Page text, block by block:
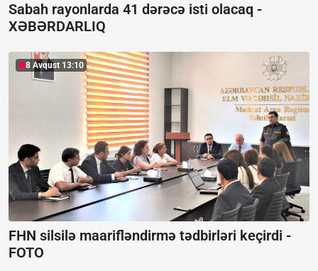
Sabah rayonlarda 41 dərəcə isti olacaq -
XƏBƏRDARLIQ
8 Avqust 13:10
FHN silsilə maarifləndirmə tədbirləri keçirdi -
FOTO